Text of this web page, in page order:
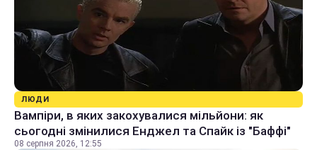
ЛЮДИ
Вампіри, в яких закохувалися мільйони: як
сьогодні змінилися Енджел та Спайк із "Баффі"
08 серпня 2026, 12:55